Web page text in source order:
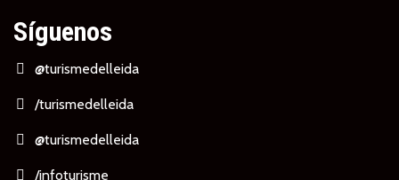
Síguenos
@turismedelleida
/turismedelleida
@turismedelleida
/infoturisme